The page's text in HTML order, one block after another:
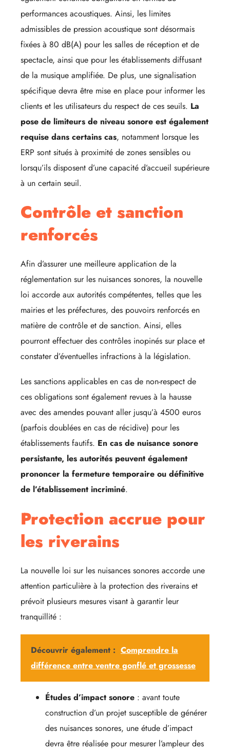
performances acoustiques. Ainsi, les limites
admissibles de pression acoustique sont désormais
fixées à 80 dB(A) pour les salles de réception et de
spectacle, ainsi que pour les établissements diffusant
de la musique amplifiée. De plus, une signalisation
spécifique devra être mise en place pour informer les
clients et les utilisateurs du respect de ces seuils. La
pose de limiteurs de niveau sonore est également
requise dans certains cas, notamment lorsque les
ERP sont situés à proximité de zones sensibles ou
lorsqu’ils disposent d’une capacité d’accueil supérieure
à un certain seuil.
Contrôle et sanction
renforcés
Afin d’assurer une meilleure application de la
réglementation sur les nuisances sonores, la nouvelle
loi accorde aux autorités compétentes, telles que les
mairies et les préfectures, des pouvoirs renforcés en
matière de contrôle et de sanction. Ainsi, elles
pourront effectuer des contrôles inopinés sur place et
constater d’éventuelles infractions à la législation.
Les sanctions applicables en cas de non-respect de
ces obligations sont également revues à la hausse
avec des amendes pouvant aller jusqu’à 4500 euros
(parfois doublées en cas de récidive) pour les
établissements fautifs. En cas de nuisance sonore
persistante, les autorités peuvent également
prononcer la fermeture temporaire ou définitive
de l’établissement incriminé.
Protection accrue pour
les riverains
La nouvelle loi sur les nuisances sonores accorde une
attention particulière à la protection des riverains et
prévoit plusieurs mesures visant à garantir leur
tranquillité :
Découvrir également : Comprendre la
différence entre ventre gonflé et grossesse
Études d’impact sonore : avant toute
construction d’un projet susceptible de générer
des nuisances sonores, une étude d’impact
devra être réalisée pour mesurer l’ampleur des